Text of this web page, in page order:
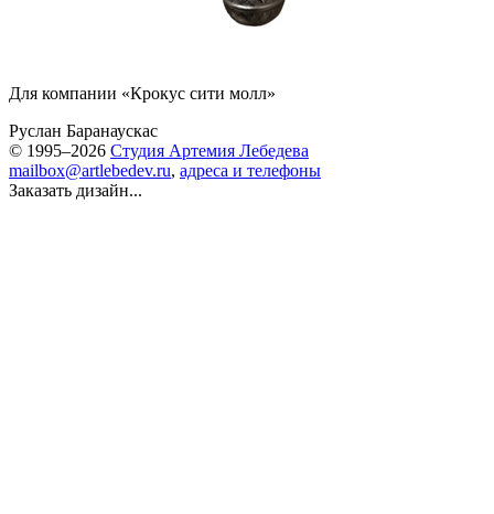
Для компании «Крокус сити молл»
Руслан Баранаускас
© 1995–2026 Студия Артемия Лебедева
mailbox@artlebedev.ru, адреса и телефоны
Заказать дизайн...